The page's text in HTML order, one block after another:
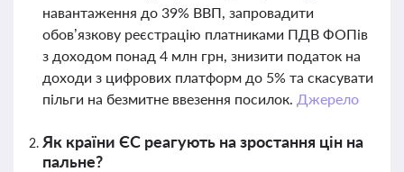
навантаження до 39% ВВП, запровадити
обов’язкову реєстрацію платниками ПДВ ФОПів
з доходом понад 4 млн грн, знизити податок на
доходи з цифрових платформ до 5% та скасувати
пільги на безмитне ввезення посилок. Джерело
Як країни ЄС реагують на зростання цін на
пальне?